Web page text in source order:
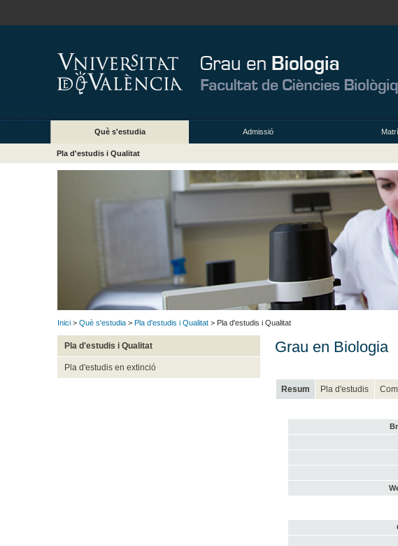
Què s'estudia Admissió
Pla d'estudis i Qualitat
Inici > Què s'estudia > Pla d'estudis i Qualitat > Pla d'estudis i Qualitat
Pla d'estudis i Qualitat
Pla d'estudis en extinció
Grau en Biologia
Resum Pla d'estudis